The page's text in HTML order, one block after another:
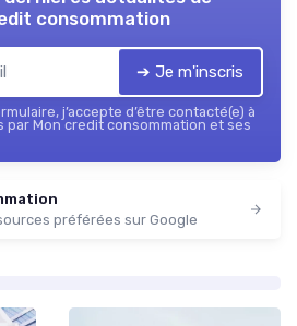
consommation
➔ Je m'inscris
j’accepte d’être contacté(e) à
par Mon credit consommation et ses
préférées sur Google